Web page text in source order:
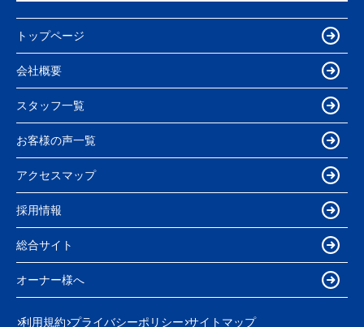
トップページ
会社概要
スタッフ一覧
お客様の声一覧
アクセスマップ
採用情報
総合サイト
オーナー様へ
利用規約 プライバシーポリシー サイトマップ